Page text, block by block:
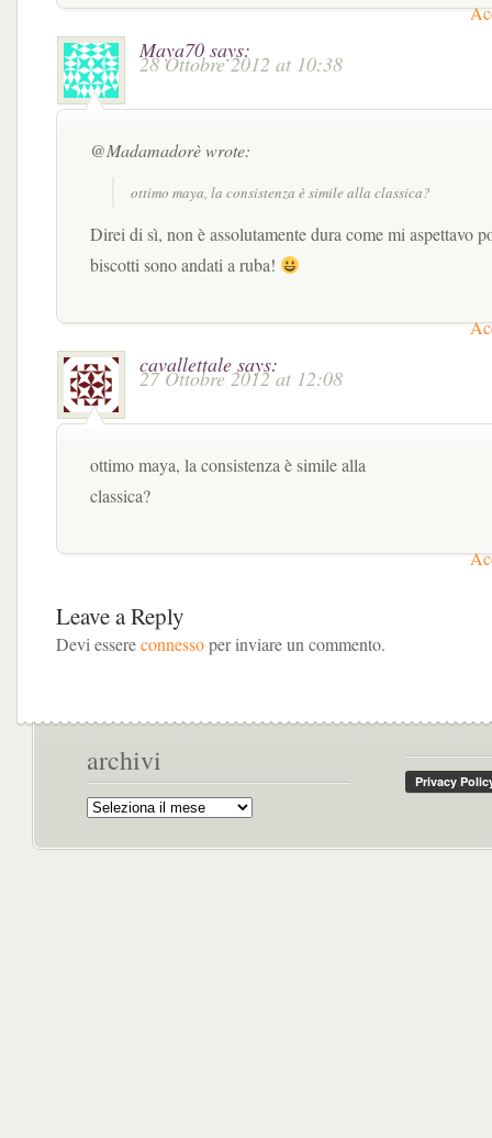
Maya70 says:
28 Ottobre 2012 at 10:38
@Madamadorè wrote:
ottimo maya, la consistenza è simile alla classica?
Direi di sì, non è assolutamente dura come mi aspettavo
biscotti sono andati a ruba!
cavallettale says:
27 Ottobre 2012 at 12:08
ottimo maya, la consistenza è simile alla
classica?
Leave a Reply
Devi essereconnessoper inviare un commento.
archivi
Archivi